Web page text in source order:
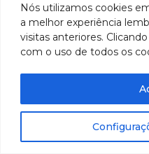
Nós utilizamos cookies
a melhor experiência
visitas anteriores.
com o uso de todos os
PORTAL DE PRIVACIDADE